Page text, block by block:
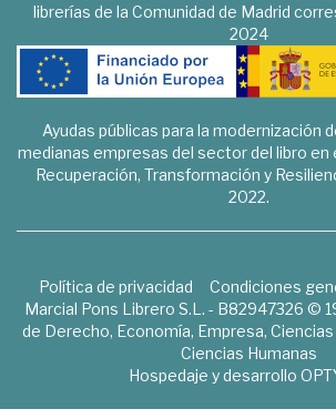
librerías de la Comunidad de Madrid
2024
Ayudas públicas para la modernización
medianas empresas del sector del libro en
Recuperación, Transformación y
2022.
Política de privacidad Condiciones
Marcial Pons Librero S.L. - B82947326 ©
de Derecho, Economía, Empresa,
Ciencias Humanas
Hospedaje y desarrollo